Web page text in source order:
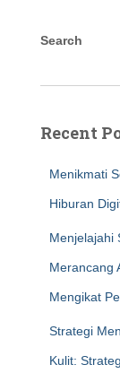
Search
Recent
Menikmati
Hiburan
Menjelajahi
Merancang
Mengikat
Strategi
Kulit: